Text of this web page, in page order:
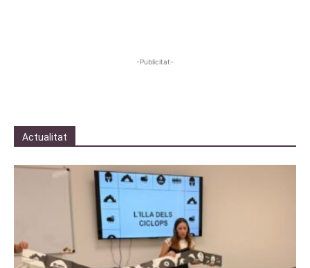
-Publicitat-
Actualitat